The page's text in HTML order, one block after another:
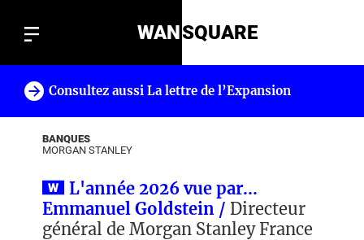
WANSQUARE
Consultez aussi La lettre de l’Expansion
BANQUES
MORGAN STANLEY
L'année 2026 vue par...
Emmanuel Goldstein / Directeur
général de Morgan Stanley France